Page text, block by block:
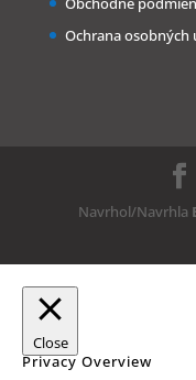
Ochrana osobných
Navrhol/Navrhla
Close
Privacy Overview